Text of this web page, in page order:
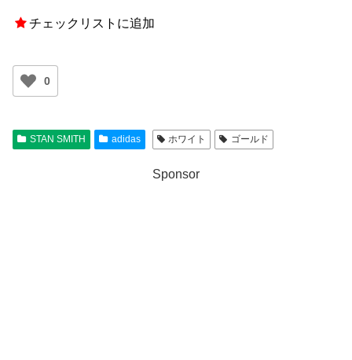
チェックリストに追加
0
STAN SMITH adidas ホワイト ゴールド
Sponsor